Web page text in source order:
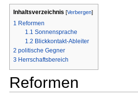
Inhaltsverzeichnis [Verbergen]
1 Reformen
1.1 Sonnensprache
1.2 Blickkontakt-Ableiter
2 politische Gegner
3 Herrschaftsbereich
Reformen